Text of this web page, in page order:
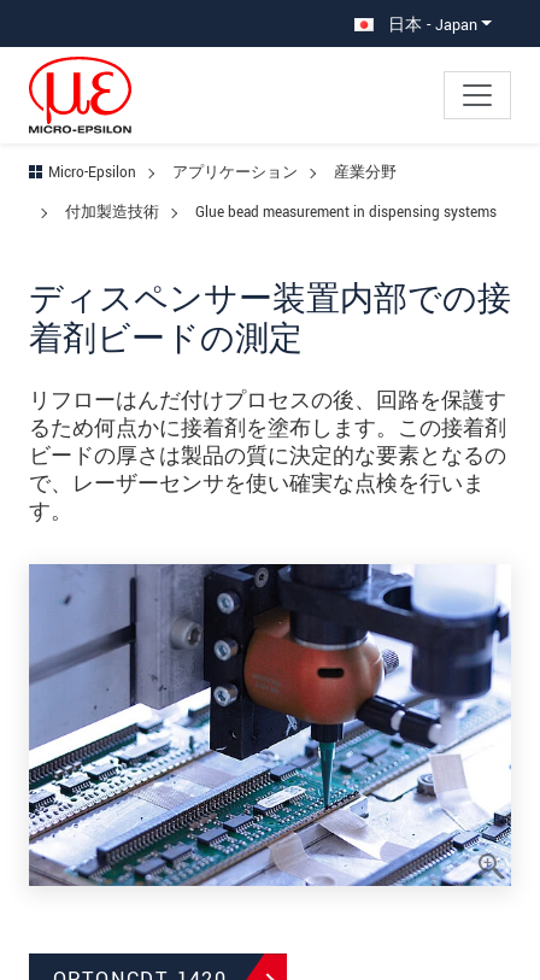
日本 - Japan
Micro-Epsilon アプリケーション
産業分野
付加製造技術
Glue bead measurement in dispensing systems
ディスペンサー装置内部での接
着剤ビードの測定
リフローはんだ付けプロセスの後、回路を保護す
るため何点かに接着剤を塗布します。この接着剤
ビードの厚さは製品の質に決定的な要素となるの
で、レーザーセンサを使い確実な点検を行いま
す。